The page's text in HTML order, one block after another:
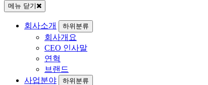
메뉴 닫기
회사소개 하위분류
회사개요
CEO 인사말
연혁
브랜드
사업분야
하위분류